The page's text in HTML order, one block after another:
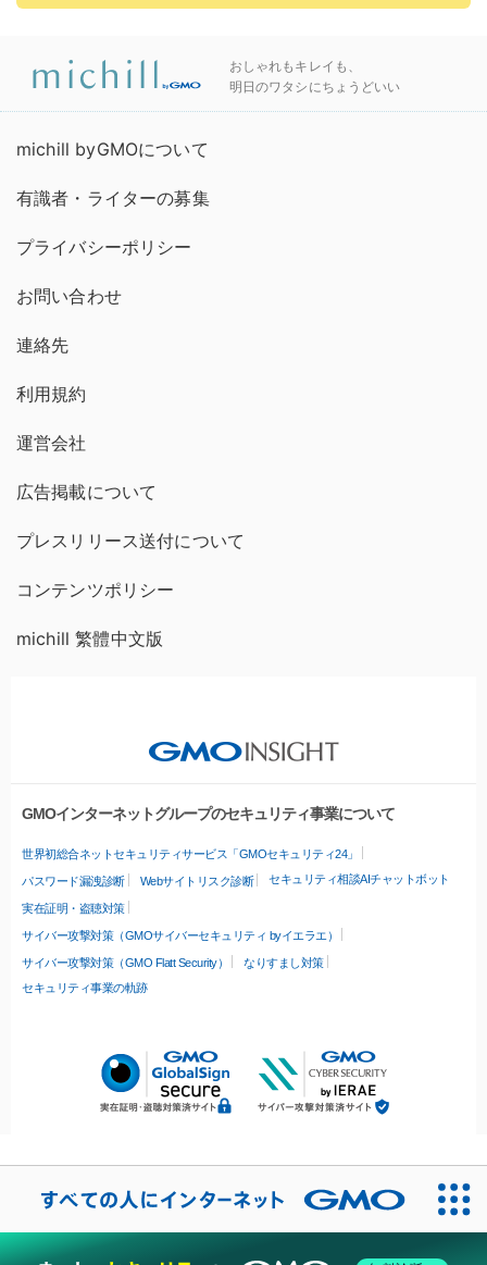
おしゃれもキレイも、
明日のワタシにちょうどいい
michill byGMOについて
有識者・ライターの募集
プライバシーポリシー
お問い合わせ
連絡先
利用規約
運営会社
広告掲載について
プレスリリース送付について
コンテンツポリシー
michill 繁體中文版
GMOインターネットグループのセキュリティ事業について
世界初総合ネットセキュリティサービス「GMOセキュリティ24」
パスワード漏洩診断 Webサイトリスク診断 セキュリティ相談AIチャットボット
実在証明・盗聴対策
サイバー攻撃対策（GMOサイバーセキュリティ byイエラエ）
サイバー攻撃対策（GMO Flatt Security）
なりすまし対策
セキュリティ事業の軌跡